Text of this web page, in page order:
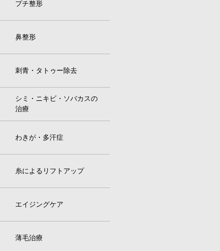
プチ整形
鼻整形
刺青・タトゥー除去
シミ・ニキビ・ソバカスの
治療
わきが・多汗症
糸によるリフトアップ
エイジングケア
薄毛治療